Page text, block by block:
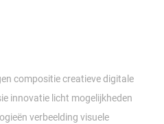
compositiecreatieve digitale
innovatie licht mogelijkheden
verbeelding visuele